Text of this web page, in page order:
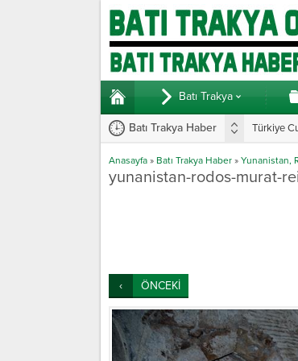
Batı Trakya
Batı Trakya Haber Türkiye
Anasayfa » Batı Trakya Haber » Yunanistan,
yunanistan-rodos-murat-
ÖNCEKİ